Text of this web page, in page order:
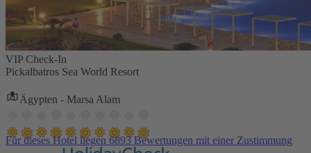
VIP Check-In
Pickalbatros Sea World Resort
Ägypten - Marsa Alam
Für dieses Hotel liegen 6893 Bewertungen mit einer Zustimmung